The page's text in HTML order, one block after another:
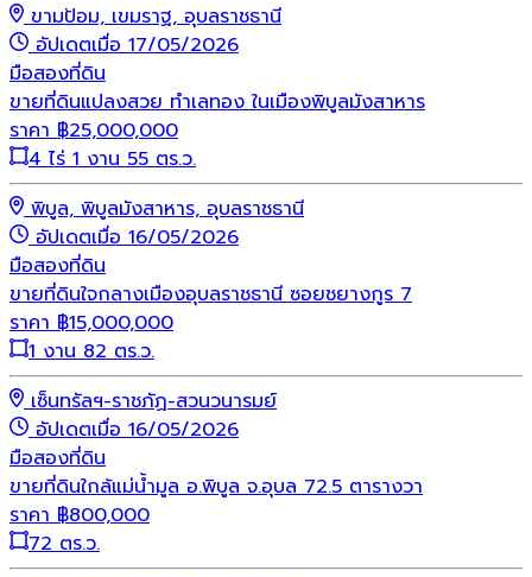
ขามป้อม, เขมราฐ, อุบลราชธานี
อัปเดตเมื่อ 17/05/2026
มือสองที่ดิน
ขายที่ดินแปลงสวย ทำเลทอง ในเมืองพิบูลมังสาหาร
ราคา ฿25,000,000
4 ไร่ 1 งาน 55 ตร.ว.
พิบูล, พิบูลมังสาหาร, อุบลราชธานี
อัปเดตเมื่อ 16/05/2026
มือสองที่ดิน
ขายที่ดินใจกลางเมืองอุบลราชธานี ซอยชยางกูร 7
ราคา ฿15,000,000
1 งาน 82 ตร.ว.
เซ็นทรัลฯ-ราชภัฏ-สวนวนารมย์
อัปเดตเมื่อ 16/05/2026
มือสองที่ดิน
ขายที่ดินใกล้แม่น้ำมูล อ.พิบูล จ.อุบล 72.5 ตารางวา
ราคา ฿800,000
72 ตร.ว.